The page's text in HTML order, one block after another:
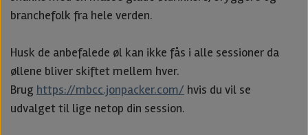
branchefolk fra hele verden.
Husk de anbefalede øl kan ikke fås i alle sessioner da
øllene bliver skiftet mellem hver.
Brug https://mbcc.jonpacker.com/ hvis du vil se
udvalget til lige netop din session.